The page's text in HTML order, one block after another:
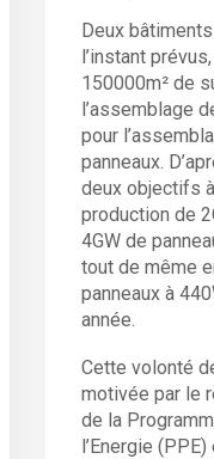
Deux
l’instant
150000m² de
l’assemblage
pour
panneaux.
deux objectifs
production de
4GW de
tout de même
panneaux à
année.
Cette volonté
motivée par le
de la
l’Energie